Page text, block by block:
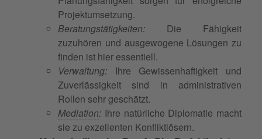
Projektumsetzung.
Beratungstätigkeiten: Die Fähigkeit
zuzuhören und ausgewogene Lösungen zu
finden ist hier essentiell.
Verwaltung: Ihre Gewissenhaftigkeit und
Zuverlässigkeit sind in administrativen
Rollen sehr geschätzt.
Mediation: Ihre natürliche Diplomatie macht
sie zu exzellenten Konfliktlösern.